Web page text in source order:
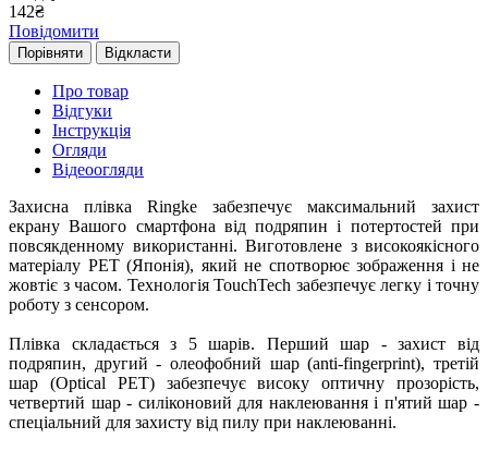
142₴
Повідомити
Порівняти Відкласти
Про товар
Відгуки
Інструкція
Огляди
Відеоогляди
Захисна плівка Ringke забезпечує максимальний захист
екрану Вашого смартфона від подряпин і потертостей при
повсякденному використанні. Виготовлене з високоякісного
матеріалу PET (Японія), який не спотворює зображення і не
жовтіє з часом. Технологія TouchTech забезпечує легку і точну
роботу з сенсором.
Плівка складається з 5 шарів. Перший шар - захист від
подряпин, другий - олеофобний шар (anti-fingerprint), третій
шар (Optical PET) забезпечує високу оптичну прозорість,
четвертий шар - силіконовий для наклеювання і п'ятий шар -
спеціальний для захисту від пилу при наклеюванні.